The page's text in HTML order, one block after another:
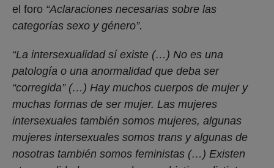
el foro “Aclaraciones necesarias sobre las
categorías sexo y género”.
“La intersexualidad sí existe (…) No es una
patología o una anormalidad que deba ser
“corregida” (…) Hay muchos cuerpos de mujer y
muchas formas de ser mujer. Las mujeres
intersexuales también somos mujeres, algunas
mujeres intersexuales somos trans y algunas de
nosotras también somos feministas (…) Existen